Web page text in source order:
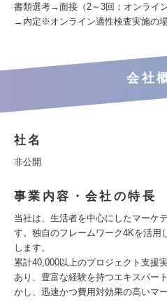
書類選考→面接（2～3回：オンライ
→内定※オンライン適性検査実施の
会社
社名
非公開
事業内容・会社の特長
当社は、生活者を中心にしたマーケ
す。独自のフレームワーク4Kを活用
します。
累計40,000以上のプロジェクト支援
あり、豊富な経験を持つエキスパー
かし、迅速かつ費用対効果の高いマ